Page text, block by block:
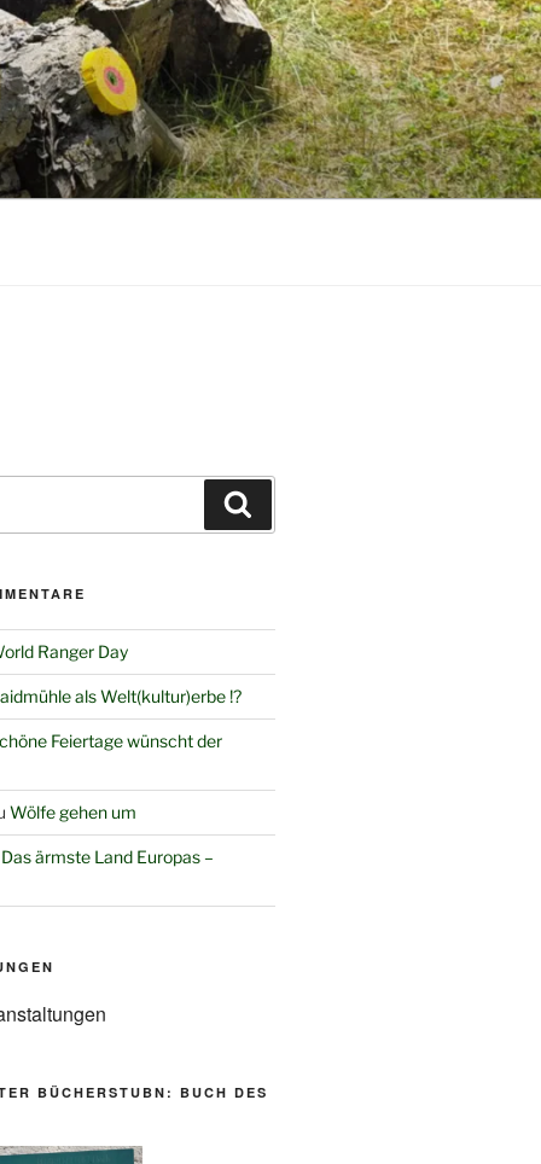
Ranger Day
als Welt(kultur)erbe !?
Feiertage wünscht der
Wölfe gehen um
Das ärmste Land Europas –
BÜCHERSTUBN: BUCH DES